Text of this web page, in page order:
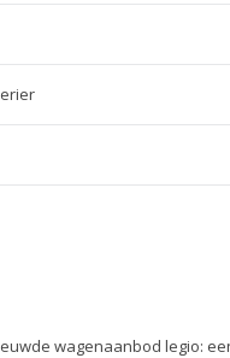
wagenaanbod legio: